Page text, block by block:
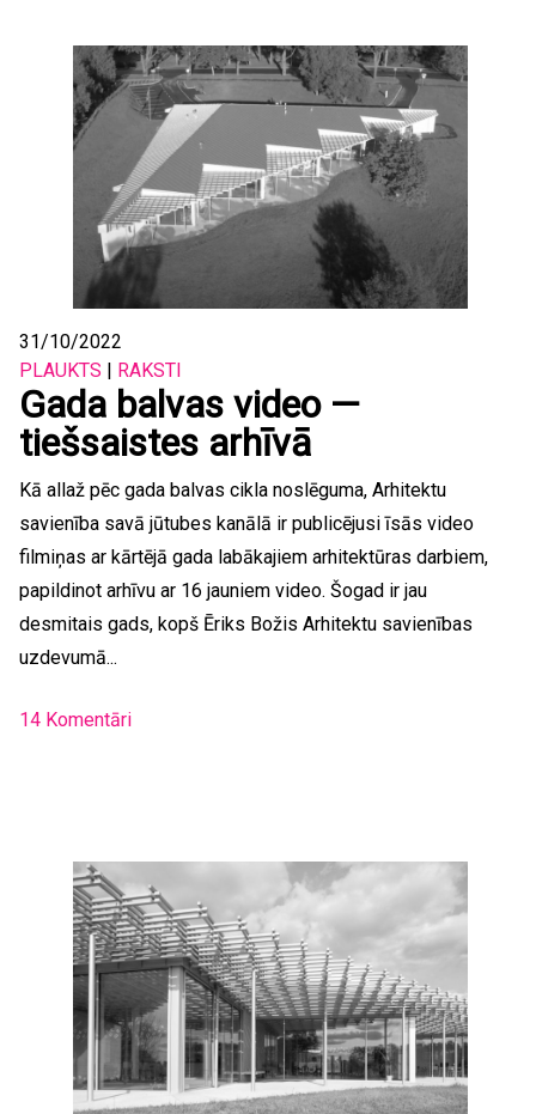
31/10/2022
PLAUKTS | RAKSTI
Gada balvas video —
tiešsaistes arhīvā
Kā allaž pēc gada balvas cikla noslēguma, Arhitektu
savienība savā jūtubes kanālā ir publicējusi īsās video
filmiņas ar kārtējā gada labākajiem arhitektūras darbiem,
papildinot arhīvu ar 16 jauniem video. Šogad ir jau
desmitais gads, kopš Ēriks Božis Arhitektu savienības
uzdevumā...
14 Komentāri